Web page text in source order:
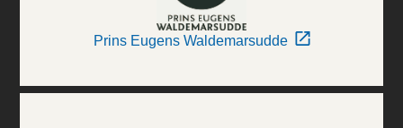
Prins Eugens Waldemarsudde